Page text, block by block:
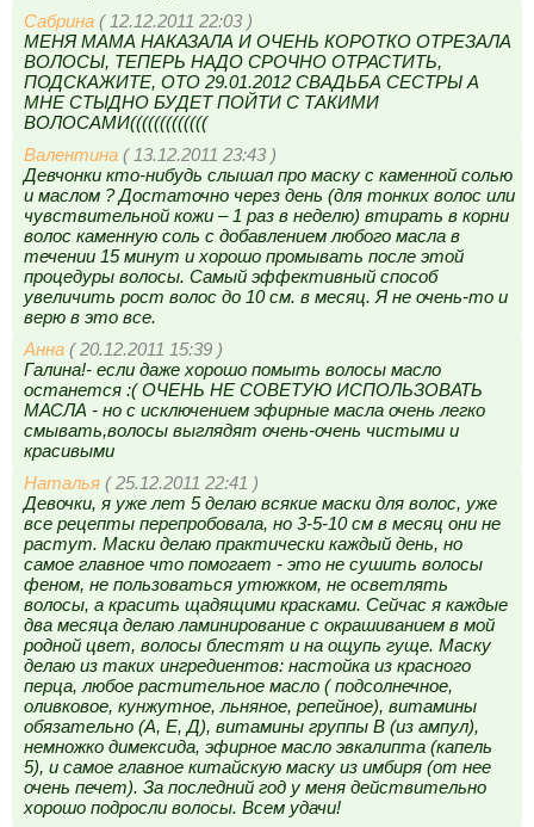
Сабрина ( 12.12.2011 22:03 )
МЕНЯ МАМА НАКАЗАЛА И ОЧЕНЬ КОРОТКО ОТРЕЗАЛА
ВОЛОСЫ, ТЕПЕРЬ НАДО СРОЧНО ОТРАСТИТЬ,
ПОДСКАЖИТЕ, ОТО 29.01.2012 СВАДЬБА СЕСТРЫ А
МНЕ СТЫДНО БУДЕТ ПОЙТИ С ТАКИМИ
ВОЛОСАМИ(((((((((((((
Валентина ( 13.12.2011 23:43 )
Девчонки кто-нибудь слышал про маску с каменной солью
и маслом ? Достаточно через день (для тонких волос или
чувствительной кожи – 1 раз в неделю) втирать в корни
волос каменную соль с добавлением любого масла в
течении 15 минут и хорошо промывать после этой
процедуры волосы. Самый эффективный способ
увеличить рост волос до 10 см. в месяц. Я не очень-то и
верю в это все.
Анна ( 20.12.2011 15:39 )
Галина!- если даже хорошо помыть волосы масло
останется :( ОЧЕНЬ НЕ СОВЕТУЮ ИСПОЛЬЗОВАТЬ
МАСЛА - но с исключением эфирные масла очень легко
смывать,волосы выглядят очень-очень чистыми и
красивыми
Наталья ( 25.12.2011 22:41 )
Девочки, я уже лет 5 делаю всякие маски для волос, уже
все рецепты перепробовала, но 3-5-10 см в месяц они не
растут. Маски делаю практически каждый день, но
самое главное что помогает - это не сушить волосы
феном, не пользоваться утюжком, не осветлять
волосы, а красить щадящими красками. Сейчас я каждые
два месяца делаю ламинирование с окрашиванием в мой
родной цвет, волосы блестят и на ощупь гуще. Маску
делаю из таких ингредиентов: настойка из красного
перца, любое растительное масло ( подсолнечное,
оливковое, кунжутное, льняное, репейное), витамины
обязательно (А, Е, Д), витамины группы В (из ампул),
немножко димексида, эфирное масло эвкалипта (капель
5), и самое главное китайскую маску из имбиря (от нее
очень печет). За последний год у меня действительно
хорошо подросли волосы. Всем удачи!